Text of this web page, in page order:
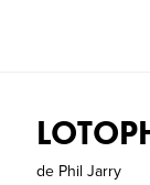
de Phil Jarry